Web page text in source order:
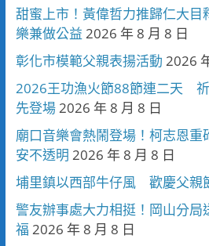
甜蜜上市！黃偉哲力推歸仁大目
樂兼做公益 2026 年 8 月 8 日
彰化市模範父親表揚活動 2026
2026王功漁火節88節連二天
先登場2026 年 8 月 8 日
廟口音樂會熱鬧登場！柯志恩
安不透明 2026 年 8 月 8 日
埔里鎮以西部牛仔風 歡慶父親
警友辦事處大力相挺！岡山分局
福 2026 年 8 月 8 日